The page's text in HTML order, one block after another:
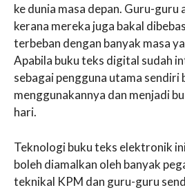
ke dunia masa depan. Guru-guru
kerana mereka juga bakal
terbeban dengan banyak masa
Apabila buku teks digital sudah
sebagai pengguna utama sendiri
menggunakannya dan menjadi
hari.
Teknologi buku teks elektronik
boleh diamalkan oleh banyak
teknikal KPM dan guru-guru